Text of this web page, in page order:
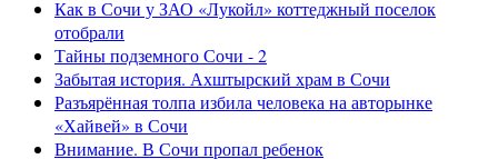
Как в Сочи у ЗАО «Лукойл» коттеджный поселок
отобрали
Тайны подземного Сочи - 2
Забытая история. Ахштырский храм в Сочи
Разъярённая толпа избила человека на авторынке
«Хайвей» в Сочи
Внимание. В Сочи пропал ребенок